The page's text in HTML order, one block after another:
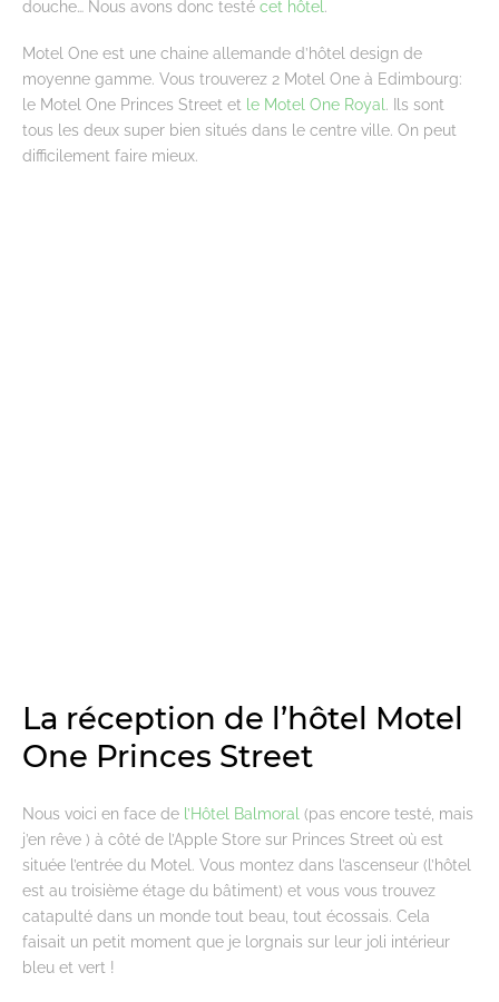
douche… Nous avons donc testé cet hôtel.
Motel One est une chaine allemande d’hôtel design de
moyenne gamme. Vous trouverez 2 Motel One à Edimbourg:
le Motel One Princes Street et le Motel One Royal. Ils sont
tous les deux super bien situés dans le centre ville. On peut
difficilement faire mieux.
La réception de l’hôtel Motel
One Princes Street
Nous voici en face de l’Hôtel Balmoral (pas encore testé, mais
j’en rêve ) à côté de l’Apple Store sur Princes Street où est
située l’entrée du Motel. Vous montez dans l’ascenseur (l’hôtel
est au troisième étage du bâtiment) et vous vous trouvez
catapulté dans un monde tout beau, tout écossais. Cela
faisait un petit moment que je lorgnais sur leur joli intérieur
bleu et vert !